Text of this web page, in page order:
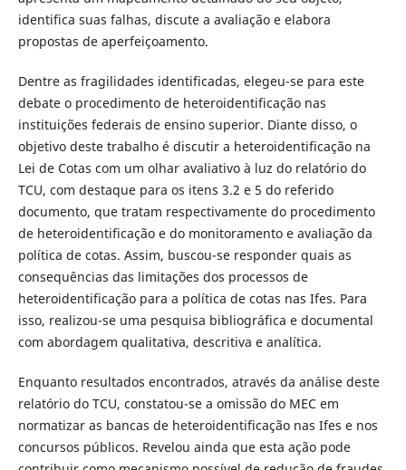
identifica suas falhas, discute a avaliação e elabora
propostas de aperfeiçoamento.
Dentre as fragilidades identificadas, elegeu-se para este
debate o procedimento de heteroidentificação nas
instituições federais de ensino superior. Diante disso, o
objetivo deste trabalho é discutir a heteroidentificação na
Lei de Cotas com um olhar avaliativo à luz do relatório do
TCU, com destaque para os itens 3.2 e 5 do referido
documento, que tratam respectivamente do procedimento
de heteroidentificação e do monitoramento e avaliação da
política de cotas. Assim, buscou-se responder quais as
consequências das limitações dos processos de
heteroidentificação para a política de cotas nas Ifes. Para
isso, realizou-se uma pesquisa bibliográfica e documental
com abordagem qualitativa, descritiva e analítica.
Enquanto resultados encontrados, através da análise deste
relatório do TCU, constatou-se a omissão do MEC em
normatizar as bancas de heteroidentificação nas Ifes e nos
concursos públicos. Revelou ainda que esta ação pode